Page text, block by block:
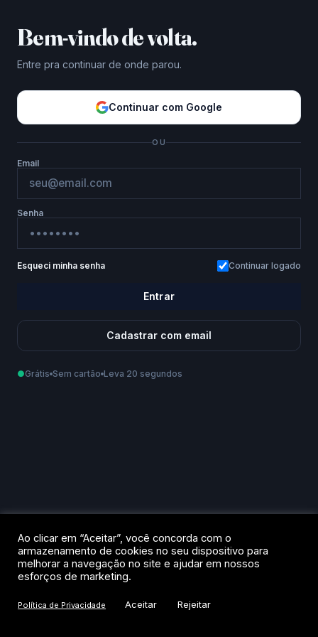
Bem-vindo de volta.
Entre pra continuar de onde parou.
Continuar com Google
OU
Email
Senha
Esqueci minha senha Continuar logado
Entrar
Cadastrar com email
Como podemos te chamar?
Privacidade.
Criar conta
●Grátis Sem cartão Leva 20 segundos
Ao clicar em “Aceitar”, você concorda com o
armazenamento de cookies no seu dispositivo para
melhorar a navegação no site e ajudar em nossos
esforços de marketing.
Política de Privacidade Aceitar Rejeitar